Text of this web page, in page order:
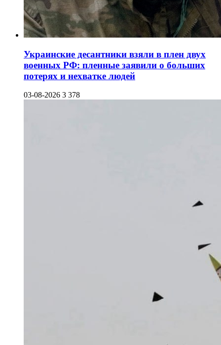
Украинские десантники взяли в плен двух
военных РФ: пленные заявили о больших
потерях и нехватке людей
03-08-2026 3 378